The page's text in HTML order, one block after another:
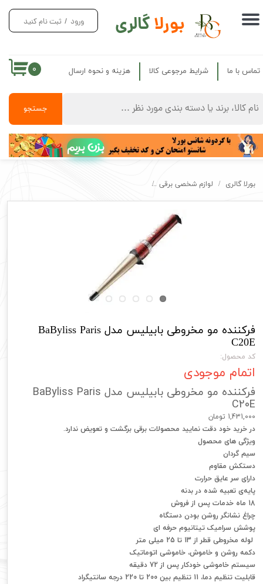
بورلاگالری
جستجو
ورود / ثبت نام کنید
حساب کاربری من
سفارشات
خروج از حساب کاربری
۰ تماس با ما شرایط مرجوعی کالا هزینه و نحوه ارسال
بزن بریم
بورلا گالری لوازم شخصی برقی
فرکننده مو مخروطی بابیلیس مدل BaByliss Paris
C20E
کد محصول:
اتمام موجودی
فرکننده مو مخروطی بابیلیس مدل BaByliss Paris
C20E
1,431,000 تومان
در خرید خود دقت نمایید محصولات برقی برگشت و تعویض ندارد.
ویژگی های محصول
سیم گردان
دستکش مقاوم
دارای سر عایق حرارت
پایه‌ی تعبیه شده در بدنه
18 ماه خدمات پس از فروش
چراغ نشانگر روشن بودن دستگاه
پوشش سرامیک تیتانیوم حرفه ای
لوله مخروطی قطر از 13 تا 25 میلی متر
دکمه روشن و خاموش، خاموشی اتوماتیک
سیستم خاموشی خودکار پس از 72 دقیقه
قابلیت تنظیم دما، 11 تنظیم بین 200 تا 220 درجه سانتیگراد